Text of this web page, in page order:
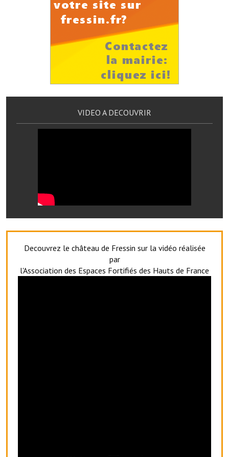
Eaux, assainissement
France services
France Renov
Déchets ménagers, tri sélectif, encombrants
Démarches administratives
Urbanisme
Etablissements scolaires
Bibliothèque
Commerces et professions libérales
VIDEO A DECOUVRIR
Decouvrez le château de Fressin sur la vidéo réalisée
par
l'Association des Espaces Fortifiés des Hauts de France